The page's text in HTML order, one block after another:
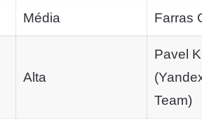
Média Farras
Alta
Pavel
Team)